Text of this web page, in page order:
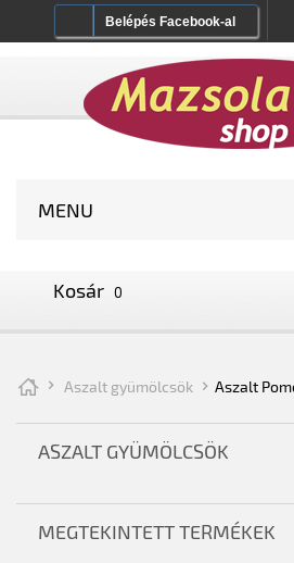
Belépés Facebook-al
MENU
Kosár 0
Aszalt gyümölcsök Aszalt
ASZALT GYÜMÖLCSÖK
MEGTEKINTETT TERMÉKEK